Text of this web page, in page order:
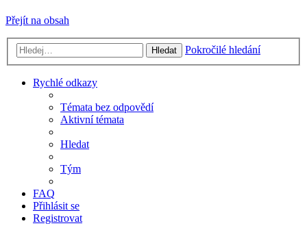
Přejít na obsah
Hledat Pokročilé hledání
Rychlé odkazy
Témata bez odpovědí
Aktivní témata
Hledat
Tým
FAQ
Přihlásit se
Registrovat